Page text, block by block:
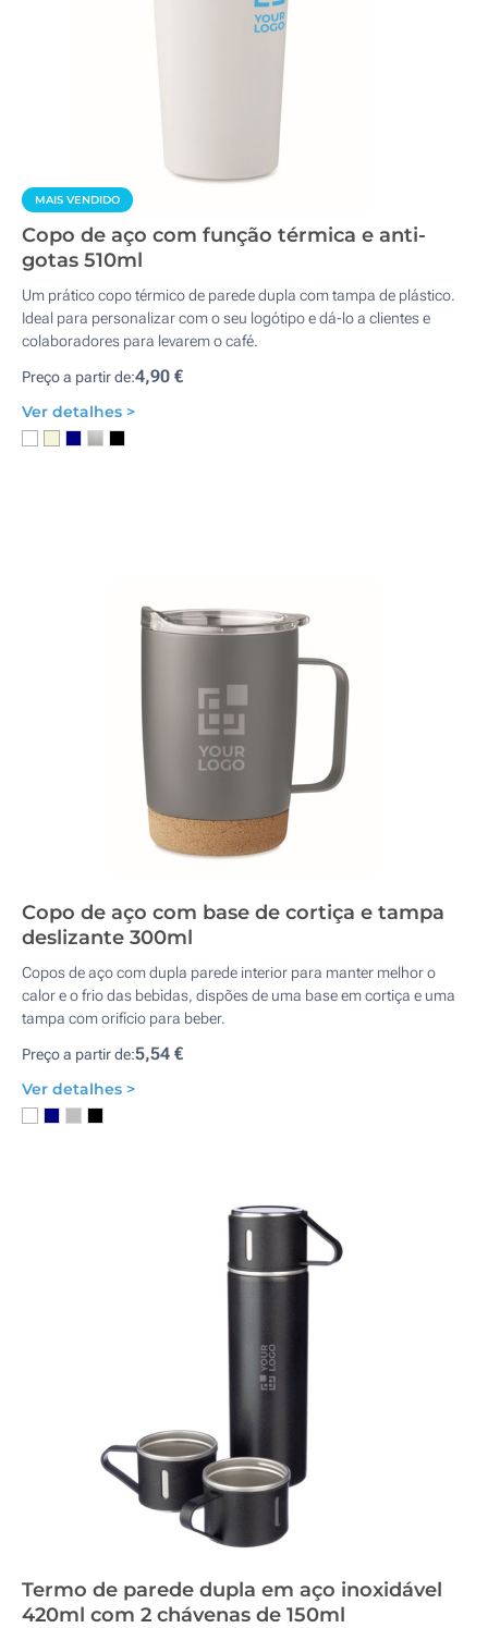
MAIS VENDIDO
Copo de aço com função térmica e anti-
gotas 510ml
Um prático copo térmico de parede dupla com tampa de plástico.
Ideal para personalizar com o seu logótipo e dá-lo a clientes e
colaboradores para levarem o café.
Preço a partir de:4,90 €
Ver detalhes >
Copo de aço com base de cortiça e tampa
deslizante 300ml
Copos de aço com dupla parede interior para manter melhor o
calor e o frio das bebidas, dispões de uma base em cortiça e uma
tampa com orifício para beber.
Preço a partir de:5,54 €
Ver detalhes >
Termo de parede dupla em aço inoxidável
420ml com 2 chávenas de 150ml